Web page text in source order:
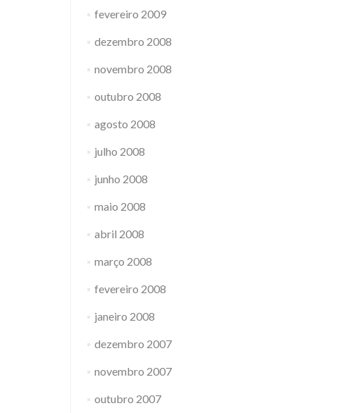
fevereiro 2009
dezembro 2008
novembro 2008
outubro 2008
agosto 2008
julho 2008
junho 2008
maio 2008
abril 2008
março 2008
fevereiro 2008
janeiro 2008
dezembro 2007
novembro 2007
outubro 2007